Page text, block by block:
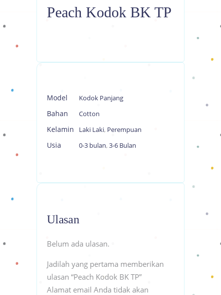
Peach Kodok BK TP
Model Kodok Panjang
Bahan Cotton
Kelamin Laki Laki, Perempuan
Usia 0-3 bulan, 3-6 Bulan
Ulasan
Belum ada ulasan.
Jadilah yang pertama memberikan
ulasan “Peach Kodok BK TP”
Alamat email Anda tidak akan